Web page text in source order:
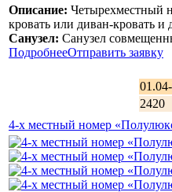
Описание: Четырехместный
кровать или диван-кровать
Санузел: Санузел
ПодробнееОтправить заявку
2420
4-х местный номер